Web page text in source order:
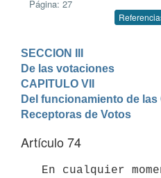
Página: 27
SECCION III
De las votaciones
CAPITULO VII
Del funcionamiento de
Receptoras de Votos
Artículo 74